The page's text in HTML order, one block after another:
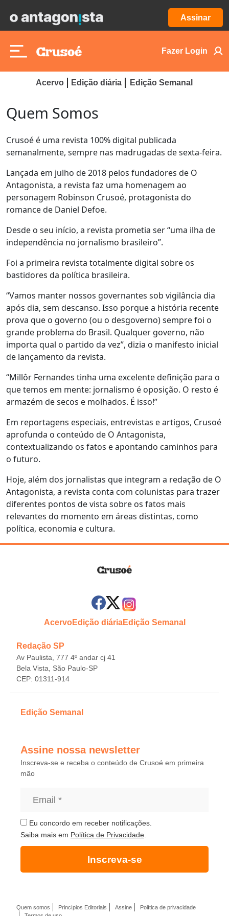
Assinar
Fazer Login
Acervo Edição diária Edição Semanal
Quem Somos
Crusoé é uma revista 100% digital publicada
semanalmente, sempre nas madrugadas de sexta-feira.
Lançada em julho de 2018 pelos fundadores de O
Antagonista, a revista faz uma homenagem ao
personagem Robinson Crusoé, protagonista do
romance de Daniel Defoe.
Desde o seu início, a revista prometia ser “uma ilha de
independência no jornalismo brasileiro”.
Foi a primeira revista totalmente digital sobre os
bastidores da política brasileira.
“Vamos manter nossos governantes sob vigilância dia
após dia, sem descanso. Isso porque a história recente
prova que o governo (ou o desgoverno) sempre foi o
grande problema do Brasil. Qualquer governo, não
importa qual o partido da vez”, dizia o manifesto inicial
de lançamento da revista.
“Millôr Fernandes tinha uma excelente definição para o
que temos em mente: jornalismo é oposição. O resto é
armazém de secos e molhados. É isso!”
Em reportagens especiais, entrevistas e artigos, Crusoé
aprofunda o conteúdo de O Antagonista,
contextualizando os fatos e apontando caminhos para
o futuro.
Hoje, além dos jornalistas que integram a redação de O
Antagonista, a revista conta com colunistas para trazer
diferentes pontos de vista sobre os fatos mais
relevantes do momento em áreas distintas, como
política, economia e cultura.
AcervoEdição diáriaEdição Semanal
Redação SP
Av Paulista, 777 4º andar cj 41
Bela Vista, São Paulo-SP
CEP: 01311-914
Edição Semanal
Assine nossa newsletter
Inscreva-se e receba o conteúdo de Crusoé em primeira
mão
Eu concordo em receber notificações.
Saiba mais em Política de Privacidade
Inscreva-se
Quem somos Princípios Editoriais Assine
Política de privacidade